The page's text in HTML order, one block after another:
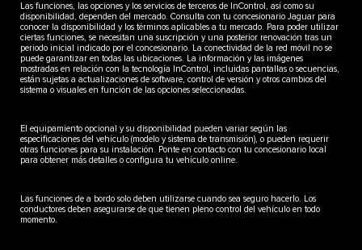
Las funciones, las opciones y los servicios de terceros de InControl, así como su
disponibilidad, dependen del mercado. Consulta con tu concesionario Jaguar para
conocer la disponibilidad y los términos aplicables a tu mercado. Para poder utilizar
ciertas funciones, se necesitan una suscripción y una posterior renovación tras un
periodo inicial indicado por el concesionario. La conectividad de la red móvil no se
puede garantizar en todas las ubicaciones. La información y las imágenes
mostradas en relación con la tecnología InControl, incluidas pantallas o secuencias,
están sujetas a actualizaciones de software, control de versión y otros cambios del
sistema o visuales en función de las opciones seleccionadas.
El equipamiento opcional y su disponibilidad pueden variar según las
especificaciones del vehículo (modelo y sistema de transmisión), o pueden requerir
otras funciones para su instalación. Ponte en contacto con tu concesionario local
para obtener más detalles o configura tu vehículo online.
Las funciones de a bordo solo deben utilizarse cuando sea seguro hacerlo. Los
conductores deben asegurarse de que tienen pleno control del vehículo en todo
momento.